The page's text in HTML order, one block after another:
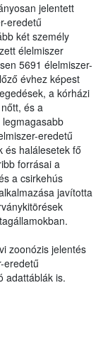
jelentett
eredetű
két személy
élelmiszer
5691 élelmiszer-
évhez képest
a kórházi
és a
eredetű
és halálesetek fő
forrásai a
a csirkehús
javította
zoonózis jelentés
eredetű
adattáblák is.